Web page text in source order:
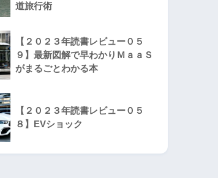
道旅行術
【２０２３年読書レビュー０５
９】最新図解で早わかりＭａａＳ
がまるごとわかる本
【２０２３年読書レビュー０５
８】EVショック